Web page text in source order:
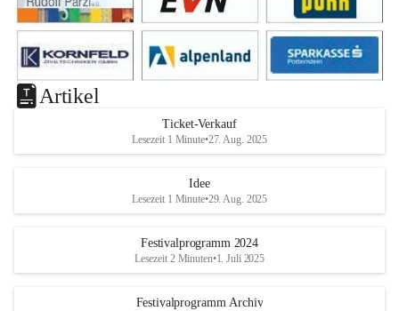
Artikel
Ticket-Verkauf
Lesezeit 1 Minute•27. Aug. 2025
Idee
Lesezeit 1 Minute•29. Aug. 2025
Festivalprogramm 2024
Lesezeit 2 Minuten•1. Juli 2025
Festivalprogramm Archiv